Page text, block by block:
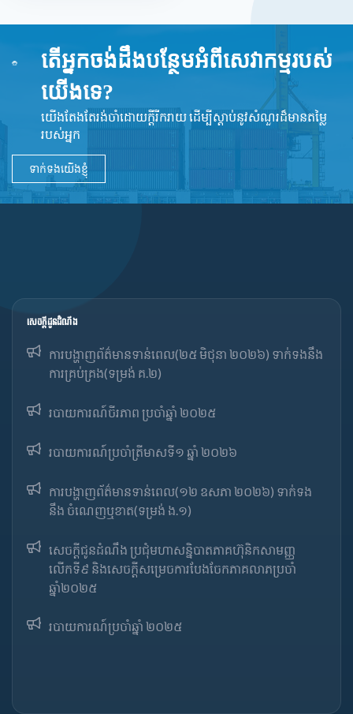
តើអ្នកចង់ដឹងបន្ថែមអំពីសេវាកម្មរបស់
យើងទេ?
យើងតែងតែរង់ចាំដោយក្ដីរីករាយ ដើម្បីស្តាប់នូវ​សំណួរដ៏​មានតម្លៃ
របស់អ្នក
ទាក់ទងយើងខ្ញុំ
សេចក្ដីជូនដំណឹង
ការបង្ហាញព័ត៌មានទាន់ពេល(២៥ មិថុនា ២០២៦) ទាក់ទងនឹង
ការគ្រប់គ្រង(ទម្រង់ គ.២)
របាយការណ៍ចីរភាព ប្រចាំឆ្នាំ ២០២៥
របាយការណ៍​​ប្រចាំ​ត្រីមាសទី១ ឆ្នាំ ២០២៦
ការបង្ហាញព័ត៌មានទាន់ពេល(១២ ឧសភា ២០២៦) ទាក់ទង
នឹង ចំណេញឬខាត(ទម្រង់ ង.១)
សេចក្តីជូនដំណឹង ប្រជុំមហាសន្និបាតភាគហ៊ុនិកសាមញ្ញ
លើកទី៩ និងសេចក្តីសម្រេចការបែងចែកភាគលាភប្រចាំ
ឆ្នាំ២០២៥​
របាយការណ៍​​ប្រចាំ​ឆ្នាំ ២០២៥